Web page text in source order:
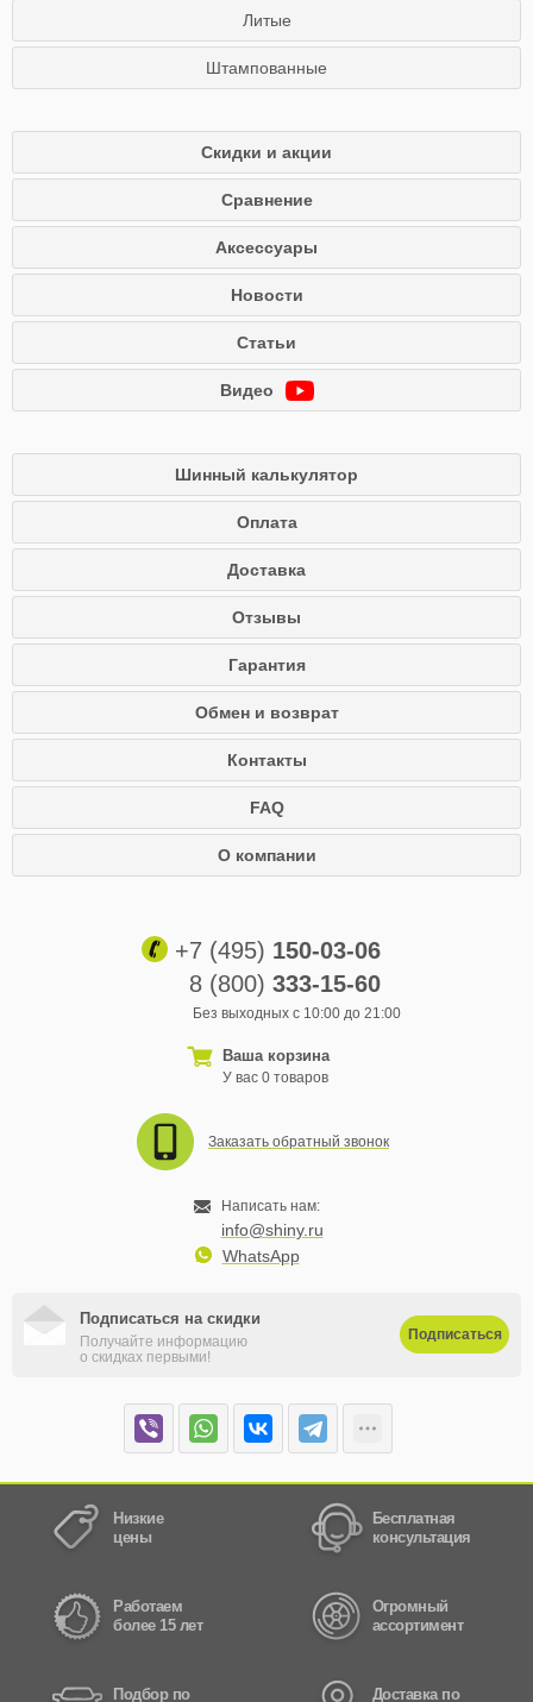
Литые
Штампованные
Скидки и акции
Сравнение
Аксессуары
Новости
Статьи
Видео
Шинный калькулятор
Оплата
Доставка
Отзывы
Гарантия
Обмен и возврат
Контакты
FAQ
О компании
+7 (495) 150-03-06
8 (800) 333-15-60
Без выходных с 10:00 до 21:00
Ваша корзина
У вас 0 товаров
Заказать обратный звонок
Написать нам:
info@shiny.ru
WhatsApp
Подписаться на скидки
Получайте информацию
о скидках первыми!
Подписаться
Низкие
цены
Бесплатная
консультация
Работаем
более 15 лет
Огромный
ассортимент
Подбор по Доставка по